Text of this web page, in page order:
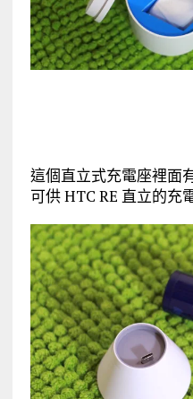
這個直立式充電座裡面
可供 HTC RE 直立的充